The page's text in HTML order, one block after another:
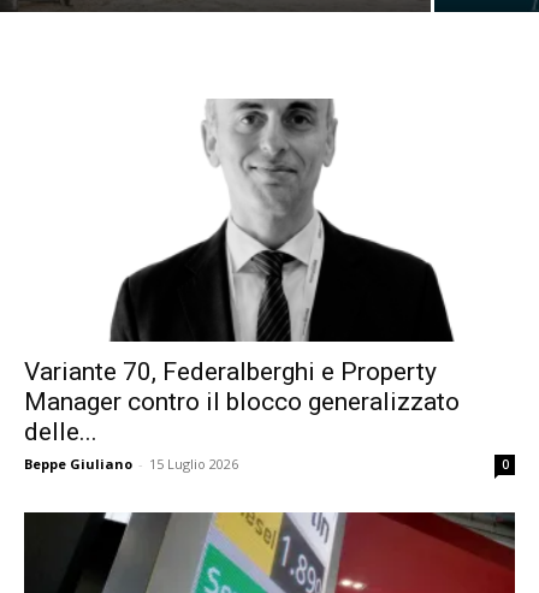
Variante 70, Federalberghi e Property
Manager contro il blocco generalizzato
delle...
Beppe Giuliano - 15 Luglio 2026 0